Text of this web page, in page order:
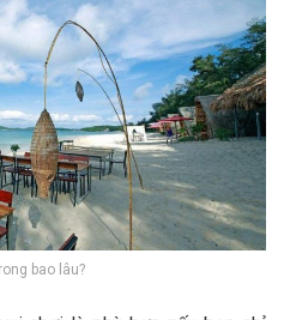
bao lâu?